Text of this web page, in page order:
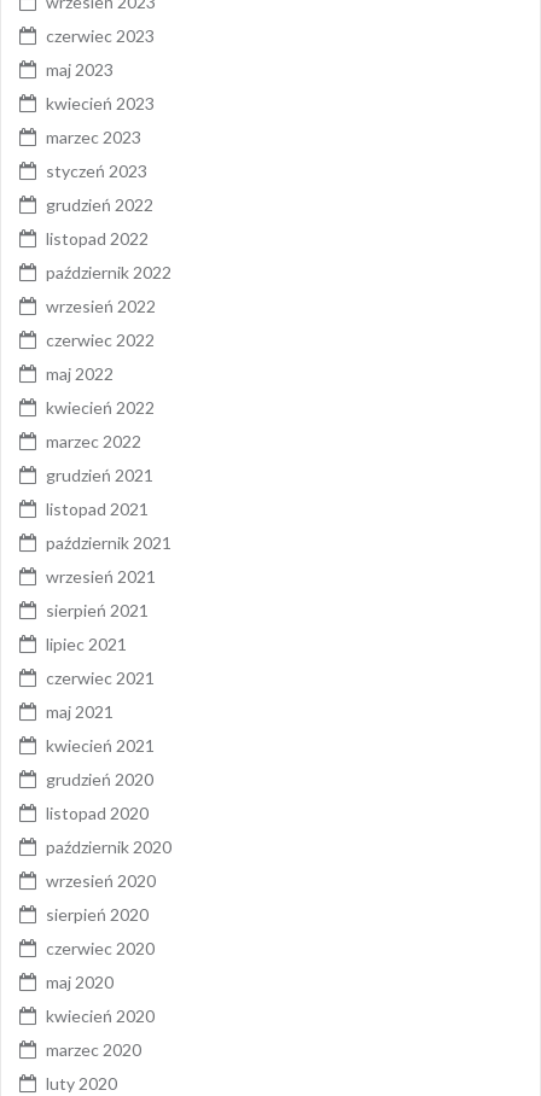
czerwiec 2023
maj 2023
kwiecień 2023
marzec 2023
styczeń 2023
grudzień 2022
listopad 2022
październik 2022
wrzesień 2022
czerwiec 2022
maj 2022
kwiecień 2022
marzec 2022
grudzień 2021
listopad 2021
październik 2021
wrzesień 2021
sierpień 2021
lipiec 2021
czerwiec 2021
maj 2021
kwiecień 2021
grudzień 2020
listopad 2020
październik 2020
wrzesień 2020
sierpień 2020
czerwiec 2020
maj 2020
kwiecień 2020
marzec 2020
luty 2020